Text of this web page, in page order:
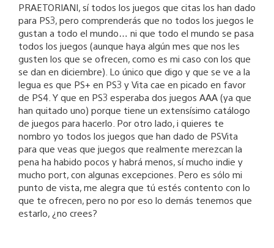
PRAETORIANI, sí todos los juegos que citas los han dado
para PS3, pero comprenderás que no todos los juegos le
gustan a todo el mundo… ni que todo el mundo se pasa
todos los juegos (aunque haya algún mes que nos les
gusten los que se ofrecen, como es mi caso con los que
se dan en diciembre). Lo único que digo y que se ve a la
legua es que PS+ en PS3 y Vita cae en picado en favor
de PS4. Y que en PS3 esperaba dos juegos AAA (ya que
han quitado uno) porque tiene un extensísimo catálogo
de juegos para hacerlo. Por otro lado, i quieres te
nombro yo todos los juegos que han dado de PSVita
para que veas que juegos que realmente merezcan la
pena ha habido pocos y habrá menos, sí mucho indie y
mucho port, con algunas excepciones. Pero es sólo mi
punto de vista, me alegra que tú estés contento con lo
que te ofrecen, pero no por eso lo demás tenemos que
estarlo, ¿no crees?